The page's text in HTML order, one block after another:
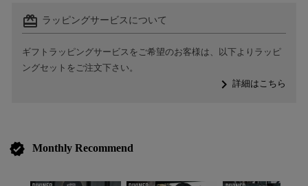
card_giftcard ラッピングサービスについて
ギフトラッピングサービスをご希望のお客様は、以下よりラッピ
ングセットをご注文下さい。
navigate_next詳細はこちら
verified Monthly Recommend